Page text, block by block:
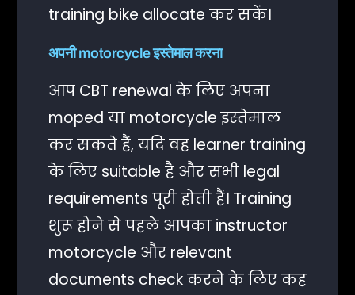
training bike allocate कर सकें।
अपनी motorcycle इस्तेमाल करना
आप CBT renewal के लिए अपना
moped या motorcycle इस्तेमाल
कर सकते हैं, यदि वह learner training
के लिए suitable है और सभी legal
requirements पूरी होती हैं। Training
शुरू होने से पहले आपका instructor
motorcycle और relevant
documents check करने के लिए कह